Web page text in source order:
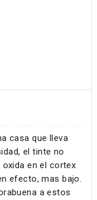
casa que lleva
el tinte no
en el cortex
efecto, mas bajo.
a estos